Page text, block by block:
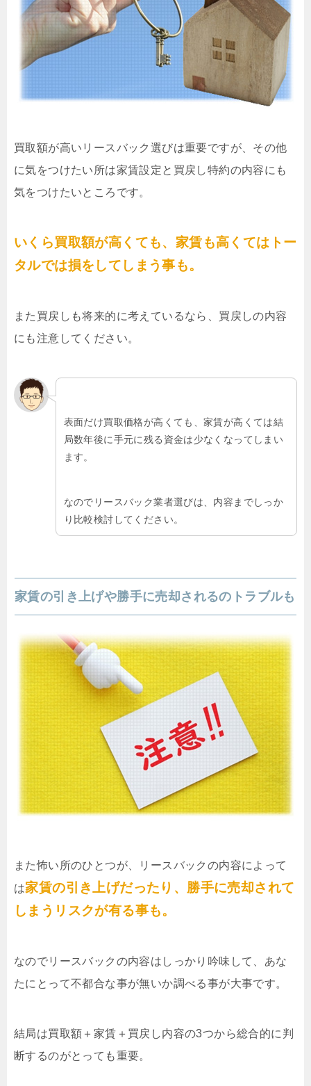
買取額が高いリースバック選びは重要ですが、その他
に気をつけたい所は家賃設定と買戻し特約の内容にも
気をつけたいところです。
いくら買取額が高くても、家賃も高くてはトー
タルでは損をしてしまう事も。
また買戻しも将来的に考えているなら、買戻しの内容
にも注意してください。
表面だけ買取価格が高くても、家賃が高くては結
局数年後に手元に残る資金は少なくなってしまい
ます。
なのでリースバック業者選びは、内容までしっか
り比較検討してください。
家賃の引き上げや勝手に売却されるのトラブルも
また怖い所のひとつが、リースバックの内容によって
は家賃の引き上げだったり、勝手に売却されて
しまうリスクが有る事も。
なのでリースバックの内容はしっかり吟味して、あな
たにとって不都合な事が無いか調べる事が大事です。
結局は買取額＋家賃＋買戻し内容の3つから総合的に判
断するのがとっても重要。